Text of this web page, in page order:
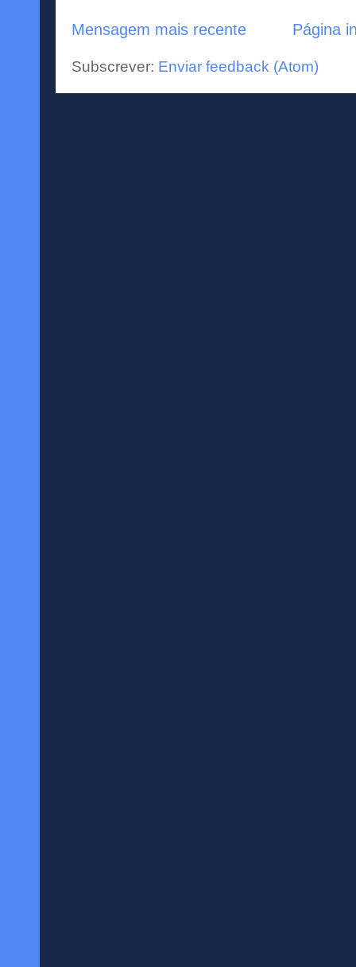
Mensagem mais recente Página
Subscrever: Enviar feedback (Atom)